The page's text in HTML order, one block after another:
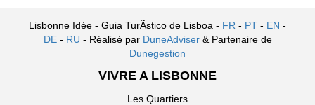
Lisbonne Idée - Guia TurÃ­stico de Lisboa - FR - PT - EN -
DE- RU - Réalisé par DuneAdviser & Partenaire de
Dunegestion
VIVRE A LISBONNE
Les Quartiers